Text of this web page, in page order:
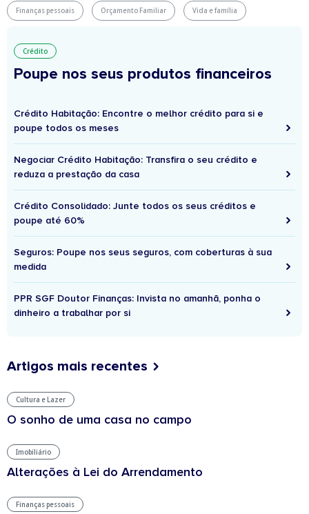
Finanças pessoais Orçamento Familiar Vida e família
Crédito
Poupe nos seus produtos financeiros
Crédito Habitação: Encontre o melhor crédito para si e
poupe todos os meses
Negociar Crédito Habitação: Transfira o seu crédito e
reduza a prestação da casa
Crédito Consolidado: Junte todos os seus créditos e
poupe até 60%
Seguros: Poupe nos seus seguros, com coberturas à sua
medida
PPR SGF Doutor Finanças: Invista no amanhã, ponha o
dinheiro a trabalhar por si
Artigos mais recentes
Cultura e Lazer
O sonho de uma casa no campo
Imobiliário
Alterações à Lei do Arrendamento
Finanças pessoais